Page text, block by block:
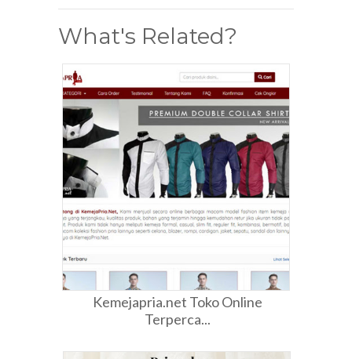
What's Related?
Kemejapria.net Toko Online
Terperca...